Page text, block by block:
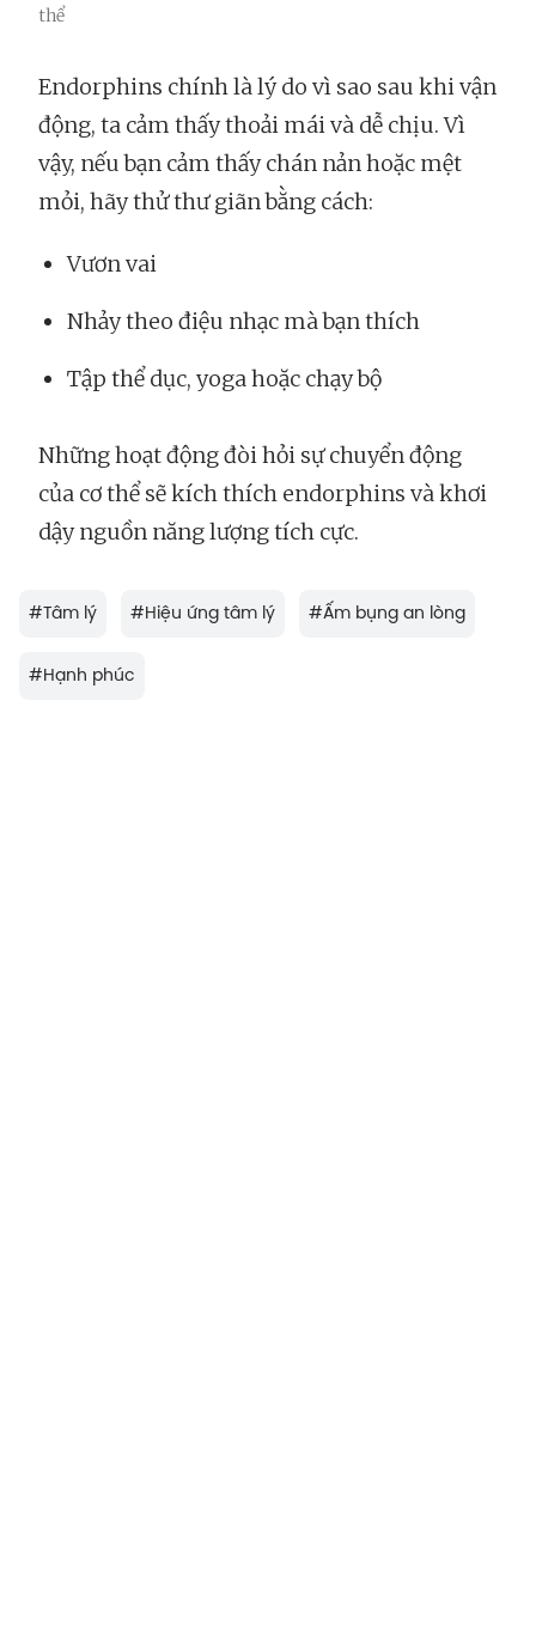
thể
Endorphins chính là lý do vì sao sau khi vận
động, ta cảm thấy thoải mái và dễ chịu. Vì
vậy, nếu bạn cảm thấy chán nản hoặc mệt
mỏi, hãy thử thư giãn bằng cách:
Vươn vai
Nhảy theo điệu nhạc mà bạn thích
Tập thể dục, yoga hoặc chạy bộ
Những hoạt động đòi hỏi sự chuyển động
của cơ thể sẽ kích thích endorphins và khơi
dậy nguồn năng lượng tích cực.
#Tâm lý #Hiệu ứng tâm lý #Ấm bụng an lòng
#Hạnh phúc